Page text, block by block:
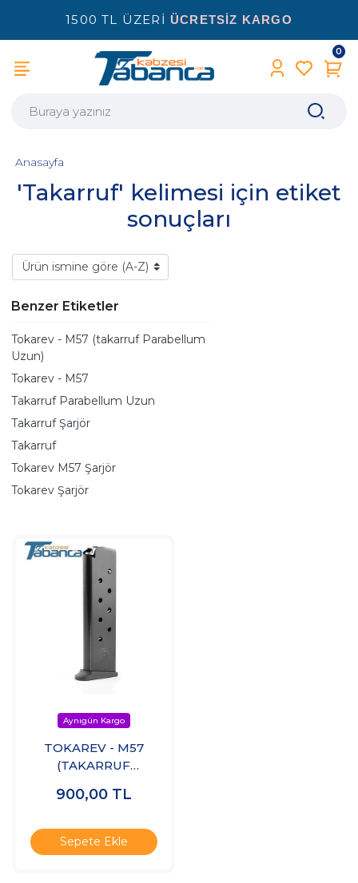
1500 TL ÜZERİ ÜCRETSİZ KARGO
0
'Takarruf' kelimesi için etiket
sonuçları
Anasayfa
Benzer Etiketler
Tokarev - M57 (takarruf Parabellum
Uzun)
Tokarev - M57
Takarruf Parabellum Uzun
Takarruf Şarjör
Takarruf
Tokarev M57 Şarjör
Tokarev Şarjör
TOKAREV - M57
(TAKARRUF
UZUN) Şarjörü
900,00 TL
Sepete Ekle